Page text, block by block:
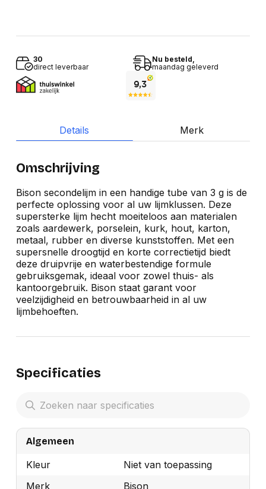
30
direct leverbaar
Nu besteld,
maandag geleverd
Details Merk
Omschrijving
Bison secondelijm in een handige tube van 3 g is de
perfecte oplossing voor al uw lijmklussen. Deze
supersterke lijm hecht moeiteloos aan materialen
zoals aardewerk, porselein, kurk, hout, karton,
metaal, rubber en diverse kunststoffen. Met een
supersnelle droogtijd en korte correctietijd biedt
deze druipvrije en waterbestendige formule
gebruiksgemak, ideaal voor zowel thuis- als
kantoorgebruik. Bison staat garant voor
veelzijdigheid en betrouwbaarheid in al uw
lijmbehoeften.
Specificaties
Algemeen
Kleur
Niet van toepassing
Merk
Bison